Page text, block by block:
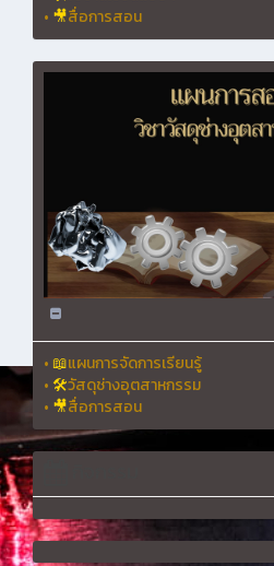
• 🎥สื่อการสอน
• 📖แผนการจัดการเรียนรู้
• 🛠วัสดุช่างอุตสาหกรรม
• 🎥สื่อการสอน